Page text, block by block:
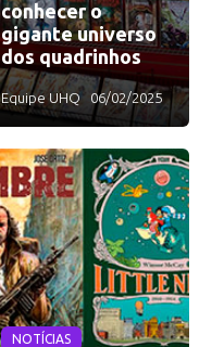
conhecer o
gigante universo
dos quadrinhos
Equipe UHQ 06/02/2025
NOTÍCIAS